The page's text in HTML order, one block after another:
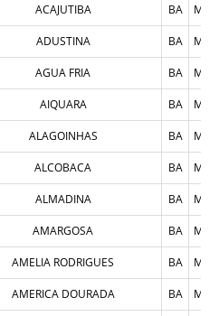
ACAJUTIBA BA
ADUSTINA BA
AGUA FRIA BA
AIQUARA BA
ALAGOINHAS BA
ALCOBACA BA
ALMADINA BA
AMARGOSA BA
AMELIA RODRIGUES BA
AMERICA DOURADA BA